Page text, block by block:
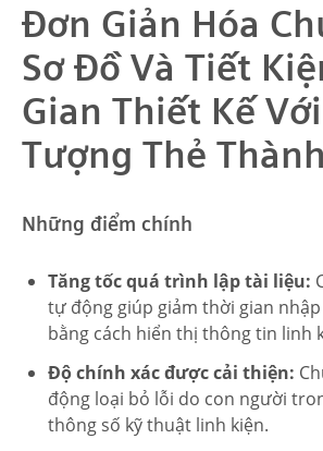
Đơn Giản Hóa
Sơ Đồ Và Tiết
Gian Thiết Kế
Tượng Thẻ
Những điểm chính
Tăng tốc quá trình lập tài liệu:
tự động giúp giảm thời gian
bằng cách hiển thị thông tin linh
Độ chính xác được cải thiện:
động loại bỏ lỗi do con người
thông số kỹ thuật linh kiện.